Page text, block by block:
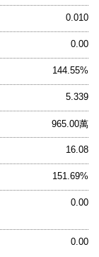
0.010
0.00
144.55%
5.339
965.00萬
16.08
151.69%
0.00
0.00